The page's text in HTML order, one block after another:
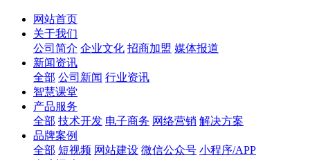
网站首页
关于我们
公司简介 企业文化 招商加盟 媒体报道
新闻资讯
全部 公司新闻 行业资讯
智慧课堂
产品服务
全部 技术开发 电子商务 网络营销 解决方案
品牌案例
全部 短视频 网站建设 微信公众号 小程序/APP